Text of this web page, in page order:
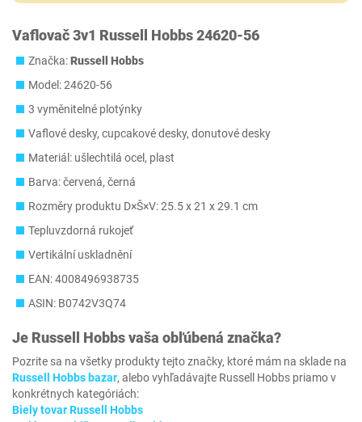
Vaflovač 3v1 Russell Hobbs 24620-56
Značka:Russell Hobbs
Model: 24620-56
3 vyměnitelné plotýnky
Vaflové desky, cupcakové desky, donutové desky
Materiál: ušlechtilá ocel, plast
Barva: červená, černá
Rozměry produktu D×Š×V: 25.5 x 21 x 29.1 cm
Tepluvzdorná rukojeť
Vertikální uskladnění
EAN: 4008496938735
ASIN: B0742V3Q74
Je Russell Hobbsvaša obľúbená značka?
Pozrite sa na všetky produkty tejto značky, ktoré mám na sklade na
Russell Hobbs bazar, alebo vyhľadávajte Russell Hobbs priamo v
konkrétnych kategóriách:
Biely tovar Russell Hobbs